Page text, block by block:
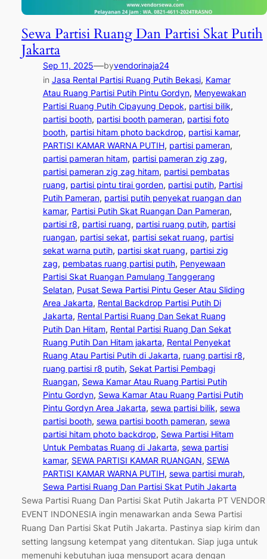
Sewa Partisi Ruang Dan Partisi Skat Putih
Jakarta
Sep 11, 2025—byvendorinaja24
in Jasa Rental Partisi Ruang Putih Bekasi, Kamar
Atau Ruang Partisi Putih Pintu Gordyn, Menyewakan
Partisi Ruang Putih Cipayung Depok, partisi bilik
partisi booth, partisi booth pameran, partisi foto
booth, partisi hitam photo backdrop, partisi kamar
PARTISI KAMAR WARNA PUTIH, partisi pameran
partisi pameran hitam, partisi pameran zig zag
partisi pameran zig zag hitam, partisi pembatas
ruang, partisi pintu tirai gorden, partisi putih, Partisi
Putih Pameran, partisi putih penyekat ruangan dan
kamar, Partisi Putih Skat Ruangan Dan Pameran
partisi r8, partisi ruang, partisi ruang putih, partisi
ruangan, partisi sekat, partisi sekat ruang, partisi
sekat warna putih, partisi skat ruang, partisi zig
zag, pembatas ruang partisi putih, Penyewaan
Partisi Skat Ruangan Pamulang Tanggerang
Selatan, Pusat Sewa Partisi Pintu Geser Atau Sliding
Area Jakarta, Rental Backdrop Partisi Putih Di
Jakarta, Rental Partisi Ruang Dan Sekat Ruang
Putih Dan Hitam, Rental Partisi Ruang Dan Sekat
Ruang Putih Dan Hitam jakarta, Rental Penyekat
Ruang Atau Partisi Putih di Jakarta, ruang partisi r8
ruang partisi r8 putih, Sekat Partisi Pembagi
Ruangan, Sewa Kamar Atau Ruang Partisi Putih
Pintu Gordyn, Sewa Kamar Atau Ruang Partisi Putih
Pintu Gordyn Area Jakarta, sewa partisi bilik, sewa
partisi booth, sewa partisi booth pameran, sewa
partisi hitam photo backdrop, Sewa Partisi Hitam
Untuk Pembatas Ruang di Jakarta, sewa partisi
kamar, SEWA PARTISI KAMAR RUANGAN, SEWA
PARTISI KAMAR WARNA PUTIH, sewa partisi murah
Sewa Partisi Ruang Dan Partisi Skat Putih Jakarta
Sewa Partisi Ruang Dan Partisi Skat Putih Jakarta PT VENDOR
EVENT INDONESIA ingin menawarkan anda Sewa Partisi
Ruang Dan Partisi Skat Putih Jakarta. Pastinya siap kirim dan
setting langsung ketempat yang ditentukan. Siap juga untuk
memenuhi kebutuhan juga mensuport acara dengan